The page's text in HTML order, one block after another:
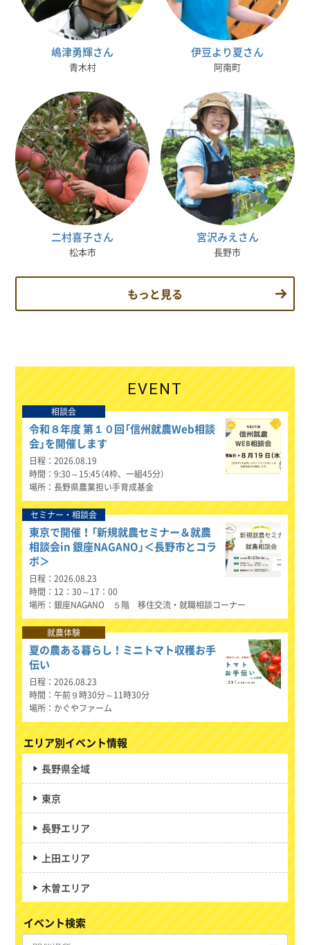
嶋津勇輝さん
青木村
伊豆より夏さん
阿南町
二村喜子さん
松本市
宮沢みえさん
長野市
もっと見る
EVENT
相談会
令和８年度 第１０回「信州就農Web相談
会」を開催します
日程
2026.08.19
時間
9:30～15:45（4枠、一組45分）
場所
長野県農業担い手育成基金
セミナー・相談会
東京で開催！「新規就農セミナー＆就農
相談会in 銀座NAGANO」＜長野市とコラ
ボ＞
日程
2026.08.23
時間
12：30～17：00
場所
銀座NAGANO ５階 移住交流・就職相談コーナー
就農体験
夏の農ある暮らし！ミニトマト収穫お手
伝い
日程
2026.08.23
時間
午前９時30分～11時30分
場所
かぐやファーム
エリア別イベント情報
長野県全域
東京
長野エリア
上田エリア
木曽エリア
イベント検索